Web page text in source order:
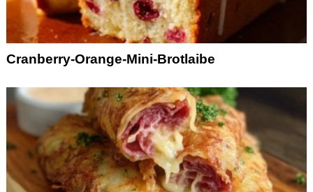
Cranberry-Orange-Mini-Brotlaibe